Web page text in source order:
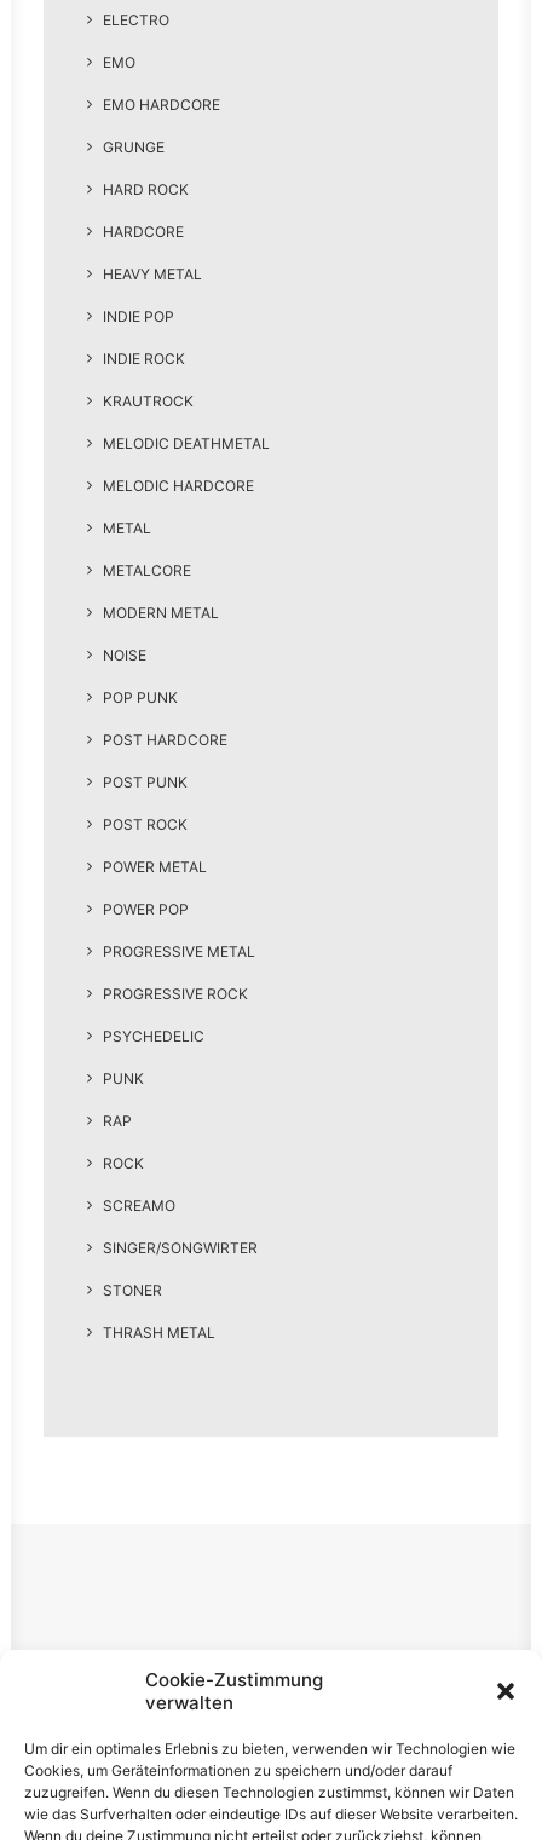
Cookie-Zustimmung
verwalten
Um dir ein optimales Erlebnis zu bieten, verwenden wir Technologien wie
Cookies, um Geräteinformationen zu speichern und/oder darauf
zuzugreifen. Wenn du diesen Technologien zustimmst, können wir Daten
wie das Surfverhalten oder eindeutige IDs auf dieser Website verarbeiten.
Wenn du deine Zustimmung nicht erteilst oder zurückziehst, können
ELECTRO
EMO
EMO HARDCORE
GRUNGE
HARD ROCK
HARDCORE
HEAVY METAL
INDIE POP
INDIE ROCK
KRAUTROCK
MELODIC DEATHMETAL
MELODIC HARDCORE
METAL
METALCORE
MODERN METAL
NOISE
POP PUNK
POST HARDCORE
POST PUNK
POST ROCK
POWER METAL
POWER POP
PROGRESSIVE METAL
PROGRESSIVE ROCK
PSYCHEDELIC
PUNK
RAP
ROCK
SCREAMO
SINGER/SONGWIRTER
STONER
THRASH METAL
Rechtliches
Datenschutzerklärung
Cookie-Richtlinie (EU)